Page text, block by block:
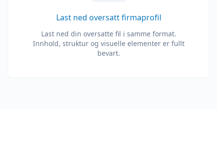
Last ned oversatt firmaprofil
Last ned din oversatte fil i samme format.
Innhold, struktur og visuelle elementer er fullt
bevart.